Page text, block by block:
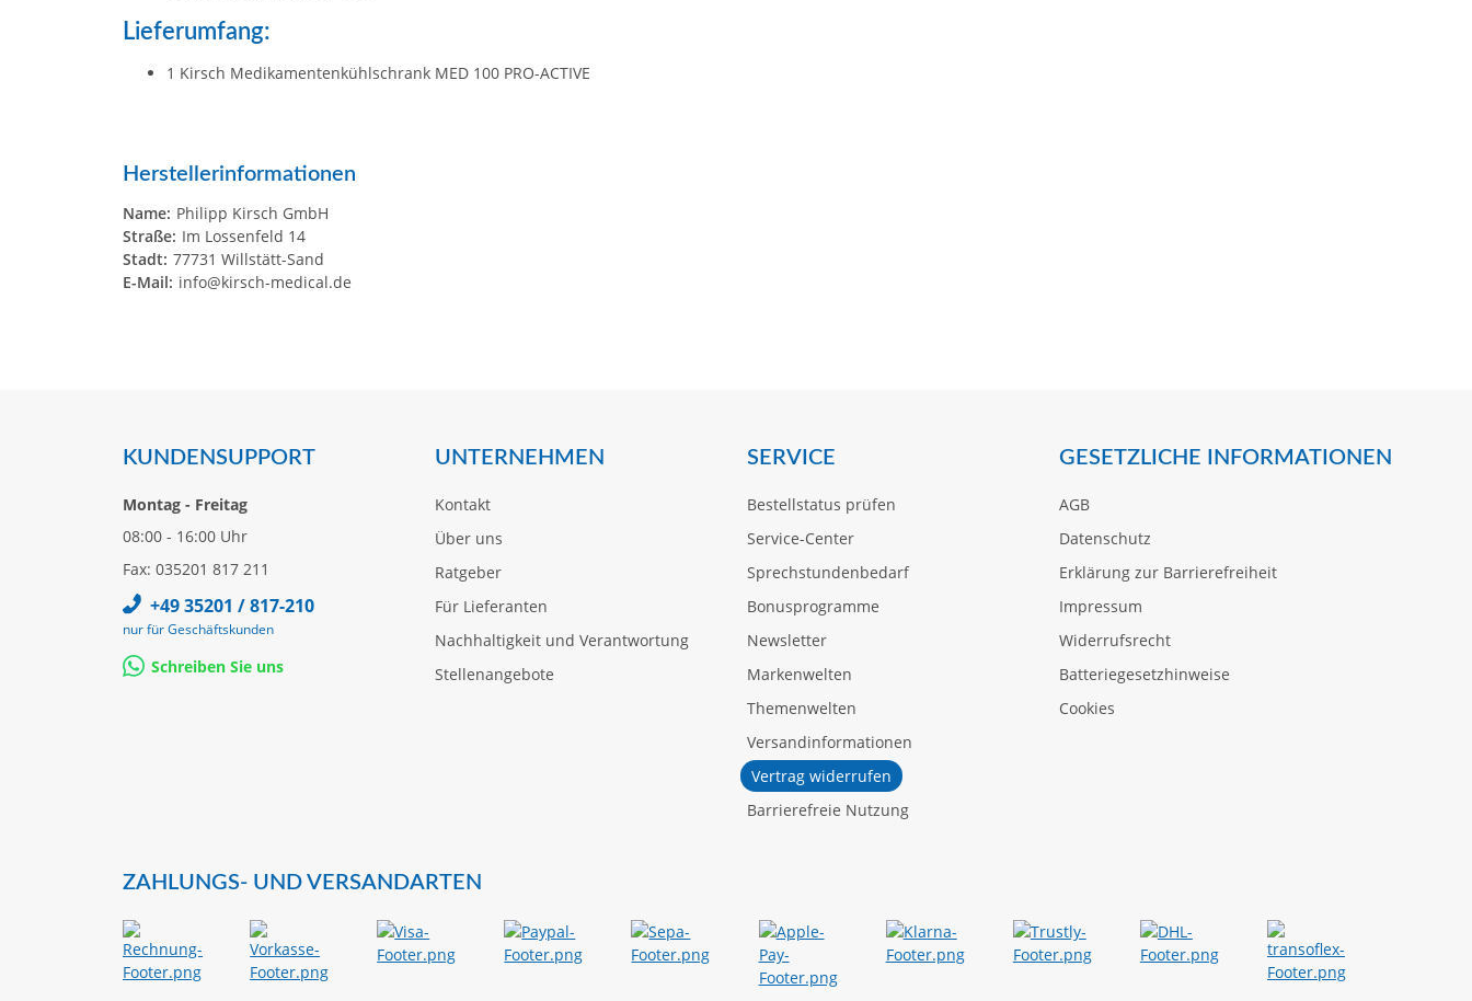
Lieferumfang:
1 Kirsch Medikamentenkühlschrank MED 100 PRO-ACTIVE
Herstellerinformationen
Name: Philipp Kirsch GmbH
Straße: Im Lossenfeld 14
Stadt: 77731 Willstätt-Sand
E-Mail: info@kirsch-medical.de
KUNDENSUPPORT
Montag - Freitag
08:00 - 16:00 Uhr
Fax: 035201 817 211
+49 35201 / 817-210
nur für Geschäftskunden
Schreiben Sie uns
UNTERNEHMEN
Kontakt
Über uns
Ratgeber
Für Lieferanten
Nachhaltigkeit und Verantwortung
Stellenangebote
SERVICE
Bestellstatus prüfen
Service-Center
Sprechstundenbedarf
Bonusprogramme
Newsletter
Markenwelten
Themenwelten
Versandinformationen
Vertrag widerrufen
Barrierefreie Nutzung
GESETZLICHE INFORMATIONEN
AGB
Datenschutz
Erklärung zur Barrierefreiheit
Impressum
Widerrufsrecht
Batteriegesetzhinweise
Cookies
ZAHLUNGS- UND VERSANDARTEN